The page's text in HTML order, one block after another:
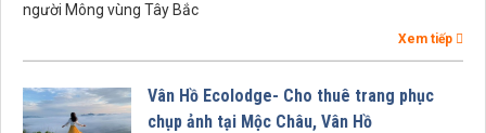
người Mông vùng Tây Bắc
Xem tiếp
Vân Hồ Ecolodge- Cho thuê trang phục
chụp ảnh tại Mộc Châu, Vân Hồ